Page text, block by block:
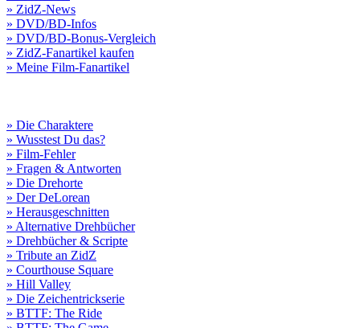
» ZidZ-News
» DVD/BD-Infos
» DVD/BD-Bonus-Vergleich
» ZidZ-Fanartikel kaufen
» Meine Film-Fanartikel
» Die Charaktere
» Wusstest Du das?
» Film-Fehler
» Fragen & Antworten
» Die Drehorte
» Der DeLorean
» Herausgeschnitten
» Alternative Drehbücher
» Drehbücher & Scripte
» Tribute an ZidZ
» Courthouse Square
» Hill Valley
» Die Zeichentrickserie
» BTTF: The Ride